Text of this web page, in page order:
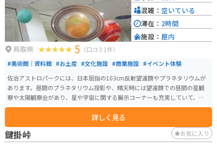
鳥取県 5 （口コミ1件）
#美術館｜資料館 #お土産 #文化施設 #商業施設 #イベント体験
佐治アストロパークには、日本屈指の103cm反射望遠鏡やプラネタリウムが
あります。昼間のプラネタリウム投影や、晴天時には望遠鏡での昼間の星観
察や太陽観察会があり、星や宇宙に関する展示コーナーも充実していて、星
や宇宙に関するお土産も販売しています。 晴天の夜には星空観察会、雨天曇
天時の夜にはプラネタリウム投影を実施しています。佐治アストロパークに
は太陽のみを観察するための太陽望遠鏡も備えいて、天候の良い日には不定
期に太陽観察会もしています。
詳しく見る
混雑： 空いている
滞在： 2時間
施設： 屋内
鍵掛峠 お気に入り